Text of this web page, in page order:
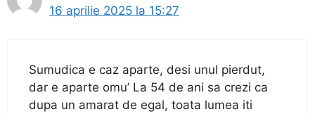
16 aprilie 2025 la 15:27
Sumudica e caz aparte, desi unul pierdut,
dar e aparte omu’ La 54 de ani sa crezi ca
dupa un amarat de egal, toata lumea iti